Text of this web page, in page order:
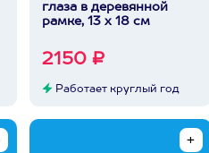
глаза в деревянной
рамке, 13 х 18 см
2150 ₽
Работает круглый год